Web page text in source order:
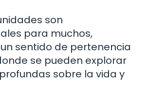
son
para muchos,
sentido de pertenencia
se pueden explorar
sobre la vida y